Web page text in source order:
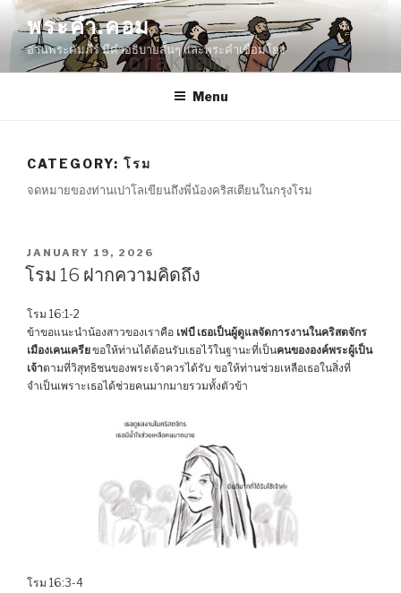
Skip
content
พระคำ.คอม
อ่านพระคัมภีร์ มีคำอธิบายสั้นๆ และพระคำเชื่อมโยง
Menu
CATEGORY: โรม
จดหมายของท่านเปาโลเขียนถึงพี่น้องคริสเตียนในกรุงโรม
POSTED
ON
JANUARY 19, 2026
โรม 16 ฝากความคิดถึง
โรม 16:1-2
ข้าขอแนะนำน้องสาวของเราคือ เฟบี เธอเป็นผู้ดูแลจัดการงานในคริสตจักร
เมืองเคนเครียขอให้ท่านได้ต้อนรับเธอไว้ในฐานะที่เป็นคนขององค์พระผู้เป็น
เจ้าตามที่วิสุทธิชนของพระเจ้าควรได้รับ ขอให้ท่านช่วยเหลือเธอในสิ่งที่
จำเป็นเพราะเธอได้ช่วยคนมากมายรวมทั้งตัวข้า
โรม 16:3-4